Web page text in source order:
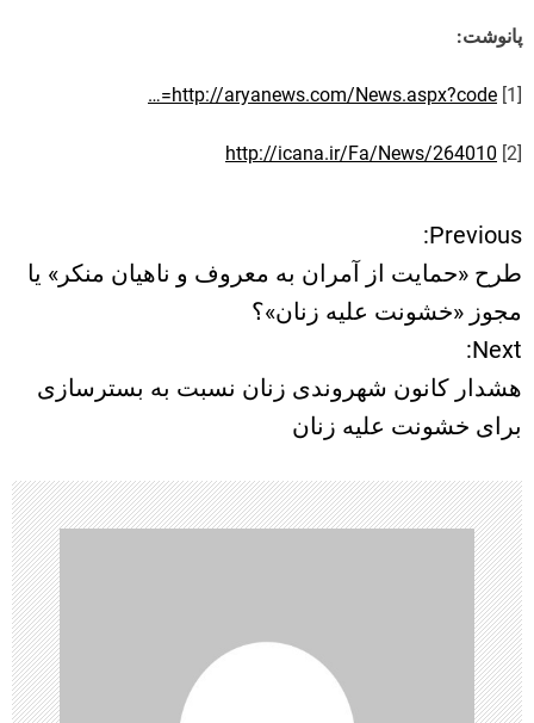
پانوشت:
[1]
http://aryanews.com/News.aspx?code=…
[2]
http://icana.ir/Fa/News/264010
ر
ه
ر
ی
ن
و
ش
Previous:
طرح «حمایت از آمران به معروف و ناهیان منکر» یا
مجوز «خشونت علیه زنان»؟
Next:
هشدار کانون شهروندی زنان نسبت به بسترسازی
برای خشونت علیه زنان